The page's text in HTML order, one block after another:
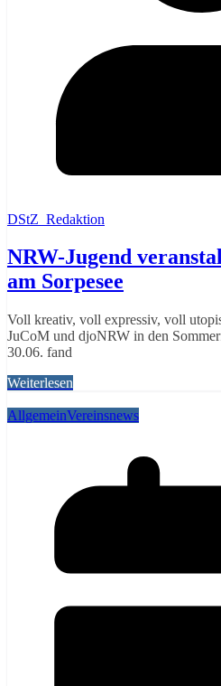
DStZ_Redaktion
NRW-Jugend
am Sorpesee
Voll kreativ, voll expressiv, voll
JuCoM und djoNRW in den
30.06. fand
Weiterlesen
AllgemeinVereinsnews